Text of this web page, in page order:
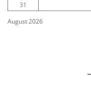
August 2026
31